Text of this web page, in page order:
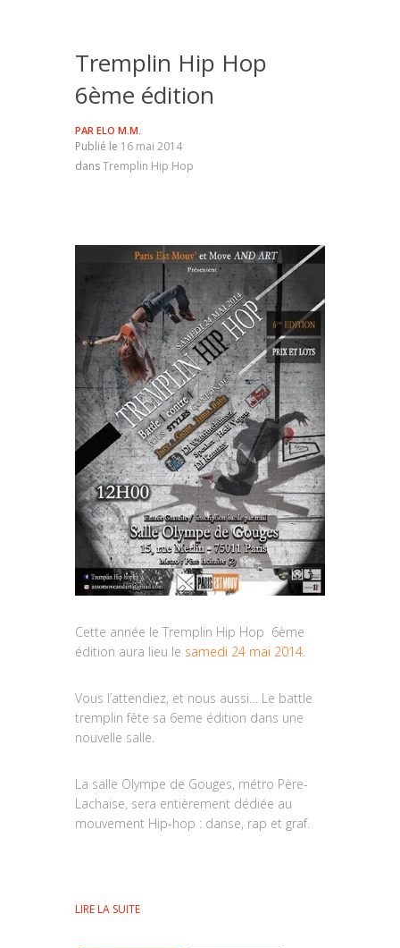
Tremplin Hip Hop
6ème édition
PAR ELO M.M.
Publié le 16 mai 2014
dansTremplin Hip Hop
Cette année le Tremplin Hip Hop 6ème
édition aura lieu le samedi 24 mai 2014.
Vous l’attendiez, et nous aussi… Le battle
tremplin fête sa 6eme édition dans une
nouvelle salle.
La salle Olympe de Gouges, métro Père-
Lachaise, sera entièrement dédiée au
mouvement Hip-hop : danse, rap et graf.
LIRE LA SUITE